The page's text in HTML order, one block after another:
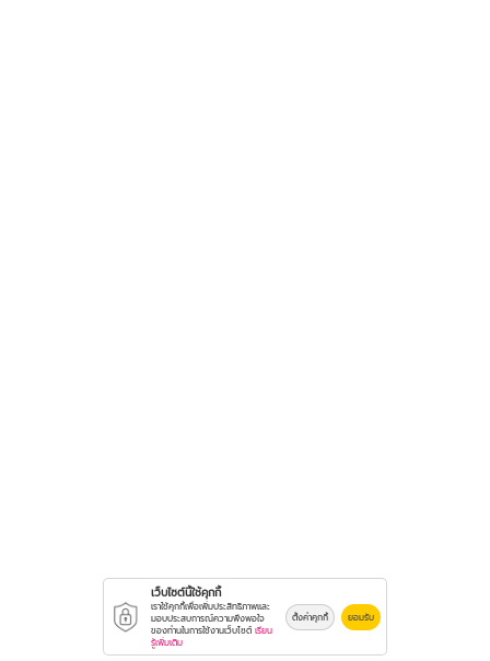
เว็บไซต์นี้ใช้คุกกี้
เราใช้คุกกี้เพื่อเพิ่มประสิทธิภาพและ
มอบประสบการณ์ความพึงพอใจ
ของท่านในการใช้งานเว็บไซต์ เรียน
รู้เพิ่มเติม
ตั้งค่าคุกกี้ ยอมรับ